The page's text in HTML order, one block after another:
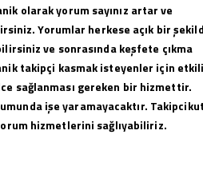
olarak yorum sayınız artar ve
Yorumlar herkese açık bir
ve sonrasında keşfete çıkma
takipçi kasmak isteyenler için
sağlanması gereken bir hizmettir.
işe yaramayacaktır.
hizmetlerini sağlıyabiliriz.